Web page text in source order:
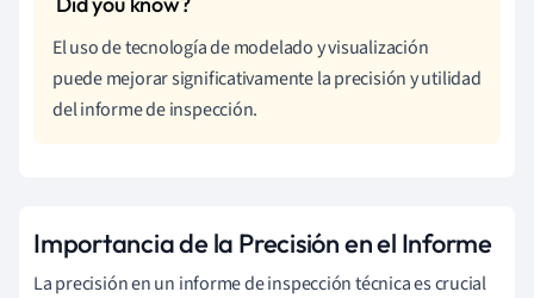
El uso de tecnología de modelado y visualización
puede mejorar significativamente la precisión y utilidad
del informe de inspección.
Importancia de la Precisión en el Informe
La precisión en un informe de inspección técnica es crucial